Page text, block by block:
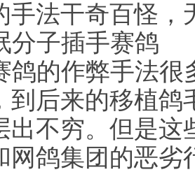
手法干奇百怪
子插手赛鸽
的作弊手法很
到后来的移植鸽
出不穷。但是这
网鸽集团的恶劣